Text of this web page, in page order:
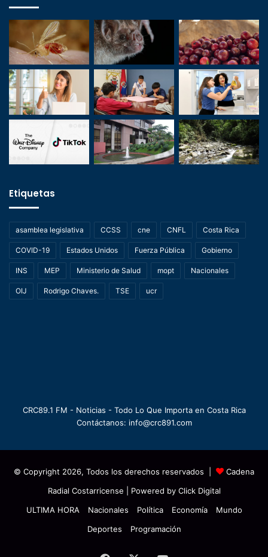
Etiquetas
asamblea legislativa CCSS cne CNFL Costa Rica
COVID-19 Estados Unidos Fuerza Pública Gobierno
INS MEP Ministerio de Salud mopt Nacionales
OIJ Rodrigo Chaves. TSE ucr
CRC89.1 FM - Noticias - Todo Lo Que Importa en Costa Rica
Contáctanos: info@crc891.com
© Copyright 2026, Todos los derechos reservados |
Cadena
Radial Costarricense | Powered by Click Digital
ULTIMA HORA
Nacionales Política Economía
Mundo
Deportes
Programación